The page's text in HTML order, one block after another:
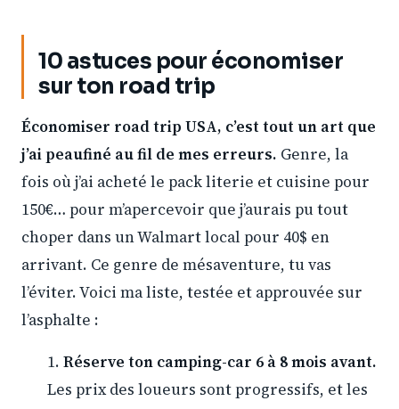
10 astuces pour économiser
sur ton road trip
Économiser road trip USA, c’est tout un art que
j’ai peaufiné au fil de mes erreurs. Genre, la
fois où j’ai acheté le pack literie et cuisine pour
150€… pour m’apercevoir que j’aurais pu tout
choper dans un Walmart local pour 40$ en
arrivant. Ce genre de mésaventure, tu vas
l’éviter. Voici ma liste, testée et approuvée sur
l’asphalte :
Réserve ton camping-car 6 à 8 mois avant.
Les prix des loueurs sont progressifs, et les